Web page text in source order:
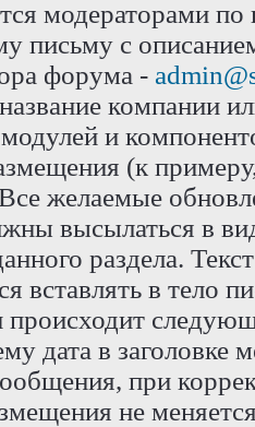
модераторами
письму с
форума -
компании
и
(к
желаемые
высылаться в
раздела.
вставлять в тело
происходит
дата в заголовке
при
не